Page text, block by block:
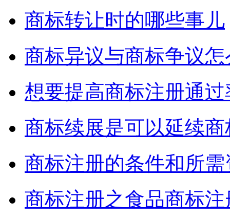
商标转让时的哪些事儿
商标异议与商标争议
想要提高商标注册通
商标续展是可以延续
商标注册的条件和所
商标注册之食品商标